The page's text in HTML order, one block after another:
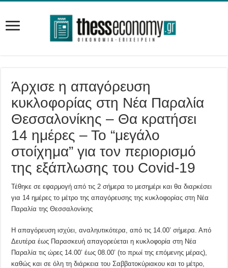
Άρχισε η απαγόρευση
κυκλοφορίας στη Νέα Παραλία
Θεσσαλονίκης – Θα κρατήσει
14 ημέρες – Το “μεγάλο
στοίχημα” για τον περιορισμό
της εξάπλωσης του Covid-19
Τέθηκε σε εφαρμογή από τις 2 σήμερα το μεσημέρι και θα διαρκέσει
για 14 ημέρες το μέτρο της απαγόρευσης της κυκλοφορίας στη Νέα
Παραλία της Θεσσαλονίκης
Η απαγόρευση ισχύει, αναληυτικότερα, από τις 14.00’ σήμερα. Από
Δευτέρα έως Παρασκευή απαγορεύεται η κυκλοφορία στη Νέα
Παραλία τις ώρες 14.00’ έως 08.00’ (το πρωί της επόμενης μέρας),
καθώς και σε όλη τη διάρκεια του Σαββατοκύριακου και το μέτρο,